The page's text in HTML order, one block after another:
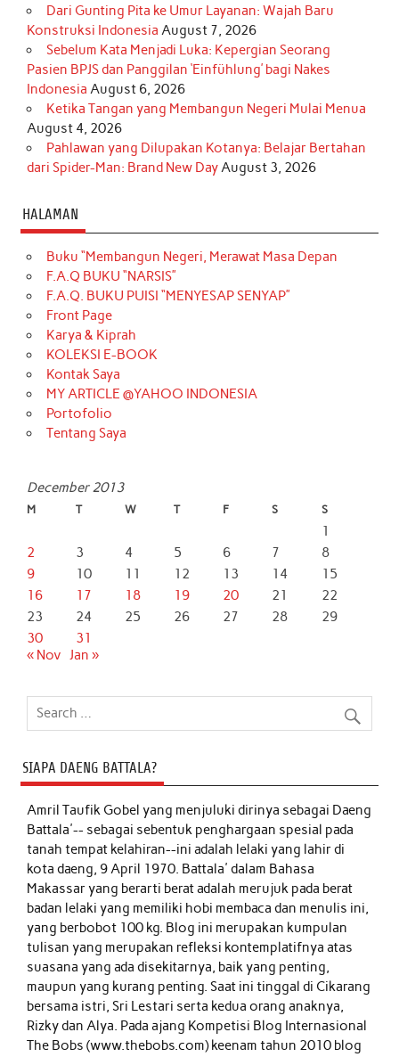
Dari Gunting Pita ke Umur Layanan: Wajah Baru
Konstruksi Indonesia August 7, 2026
Sebelum Kata Menjadi Luka: Kepergian Seorang
Pasien BPJS dan Panggilan ‘Einfühlung’ bagi Nakes
Indonesia August 6, 2026
Ketika Tangan yang Membangun Negeri Mulai Menua
August 4, 2026
Pahlawan yang Dilupakan Kotanya: Belajar Bertahan
dari Spider-Man: Brand New DayAugust 3, 2026
HALAMAN
Buku “Membangun Negeri, Merawat Masa Depan
F.A.Q BUKU “NARSIS”
F.A.Q. BUKU PUISI “MENYESAP SENYAP”
Front Page
Karya & Kiprah
KOLEKSI E-BOOK
Kontak Saya
MY ARTICLE @YAHOO INDONESIA
Portofolio
Tentang Saya
December 2013
M T W T F S S
1
2
3 4 5 6 7
8
9
10 11 12 13 14
15
16
17 18 19 20 21
22
23
24 25 26 27 28
29
30
31
« Nov Jan »
SIAPA DAENG BATTALA?
Amril Taufik Gobelyang menjuluki dirinya sebagai Daeng
Battala'-- sebagai sebentuk penghargaan spesial pada
tanah tempat kelahiran--ini adalah lelaki yang lahir di
kota daeng, 9 April 1970. Battala' dalam Bahasa
Makassar yang berarti berat adalah merujuk pada berat
badan lelaki yang memiliki hobi membaca dan menulis ini,
yang berbobot 100 kg. Blog ini merupakan kumpulan
tulisan yang merupakan refleksi kontemplatifnya atas
suasana yang ada disekitarnya, baik yang penting,
maupun yang kurang penting. Saat ini tinggal di Cikarang
bersama istri, Sri Lestari serta kedua orang anaknya,
Rizky dan Alya. Pada ajang Kompetisi Blog Internasional
The Bobs (www.thebobs.com) keenam tahun 2010 blog